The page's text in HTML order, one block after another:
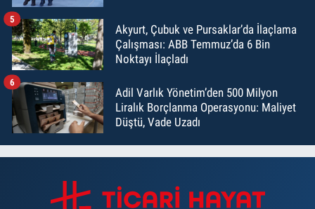
Akyurt, Çubuk ve Pursaklar’da İlaçlama
Çalışması: ABB Temmuz’da 6 Bin
Noktayı İlaçladı
5
Adil Varlık Yönetim’den 500 Milyon
Liralık Borçlanma Operasyonu: Maliyet
Düştü, Vade Uzadı
6